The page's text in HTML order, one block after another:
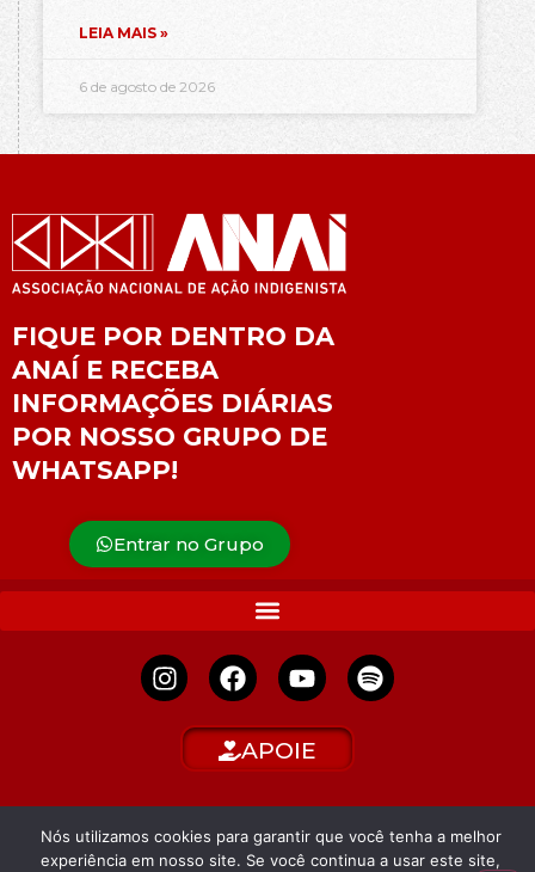
LEIA MAIS »
6 de agosto de 2026
FIQUE POR DENTRO DA
ANAÍ E RECEBA
INFORMAÇÕES DIÁRIAS
POR NOSSO GRUPO DE
WHATSAPP!
Entrar no Grupo
APOIE
Nós utilizamos cookies para garantir que você tenha a melhor
experiência em nosso site. Se você continua a usar este site,